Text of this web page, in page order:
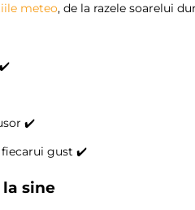
meteo, de la razele soarelui
✔️
fiecarui gust ✔️
sine